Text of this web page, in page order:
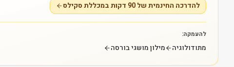
להדרכה החינמית של 90 דקות במכללת סקילס
להעמקה:
מתודולוגיה מילון מושגי בורסה